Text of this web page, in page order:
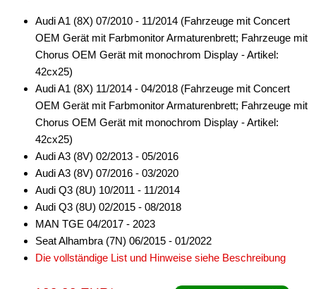
für General Motors
für Honda
für Hummer
für Hyundai
für Isuzu
für Iveco
für Jaguar
für Jeep
für John Deere
Audi A1 (8X) 07/2010 - 11/2014 (Fahrzeuge mit Concert
OEM Gerät mit Farbmonitor Armaturenbrett; Fahrzeuge mit
Chorus OEM Gerät mit monochrom Display - Artikel:
42cx25)
Audi A1 (8X) 11/2014 - 04/2018 (Fahrzeuge mit Concert
OEM Gerät mit Farbmonitor Armaturenbrett; Fahrzeuge mit
Chorus OEM Gerät mit monochrom Display - Artikel:
42cx25)
Audi A3 (8V) 02/2013 - 05/2016
Audi A3 (8V) 07/2016 - 03/2020
Audi Q3 (8U) 10/2011 - 11/2014
Audi Q3 (8U) 02/2015 - 08/2018
MAN TGE 04/2017 - 2023
Seat Alhambra (7N) 06/2015 - 01/2022
Die vollständige List und Hinweise siehe Beschreibung